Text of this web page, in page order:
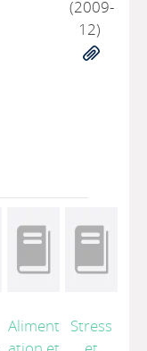
(2009-
12)
Aliment Stress